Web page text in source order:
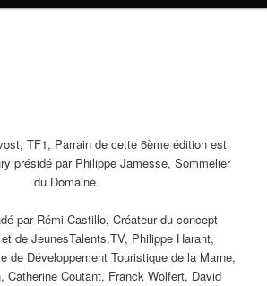
TF1, Parrain de cette 6ème édition est
présidé par Philippe Jamesse, Sommelier
du Domaine.
par Rémi Castillo, Créateur du concept
de JeunesTalents.TV, Philippe Harant,
de Développement Touristique de la Marne,
Catherine Coutant, Franck Wolfert, David